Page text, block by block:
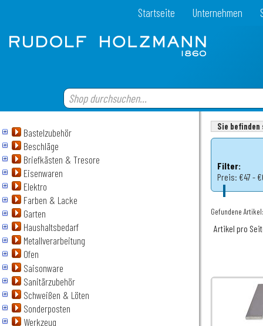
Startseite Unternehmen
Bastelzubehör
Beschläge
Briefkästen & Tresore
Eisenwaren
Elektro
Farben & Lacke
Garten
Haushaltsbedarf
Metallverarbeitung
Ofen
Saisonware
Sanitärzubehör
Schweißen & Löten
Sonderposten
Werkzeug
Sie
Filter:
Preis: €47 -
Gefundene
Artikel pro